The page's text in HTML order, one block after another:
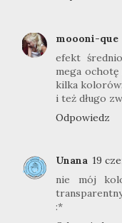
moooni-que
efekt
mega ochotę
kilka
i też długo
Odpowiedz
Unana 19
nie mój
:*